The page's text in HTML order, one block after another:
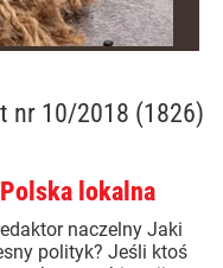
nr 10/2018 (1826)
lokalna
naczelny Jaki
polityk? Jeśli ktoś